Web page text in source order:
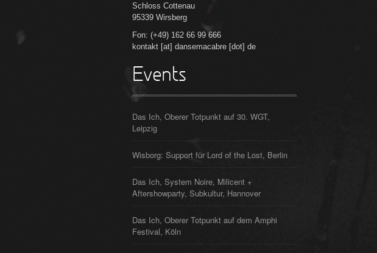
Schloss Cottenau
95339 Wirsberg
Fon: (+49) 162 66 99 666
kontakt [at] dansemacabre [dot] de
Events
Das Ich, Oberer Totpunkt auf 30. WGT,
Leipzig
Wisborg: Support für Lord of the Lost, Berlin
Das Ich, System Noire, Milicent +
Aftershowparty, Subkultur, Hannover
Das Ich, Oberer Totpunkt auf dem Amphi
Festival, Köln